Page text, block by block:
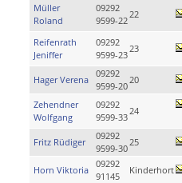
Müller
Roland
09292
9599-22
22
Reifenrath
Jeniffer
09292
9599-23
23
Hager Verena
09292
9599-20
20
Zehendner
Wolfgang
09292
9599-33
24
Fritz Rüdiger
09292
9599-30
25
Horn Viktoria
09292
91145
Kinderhort